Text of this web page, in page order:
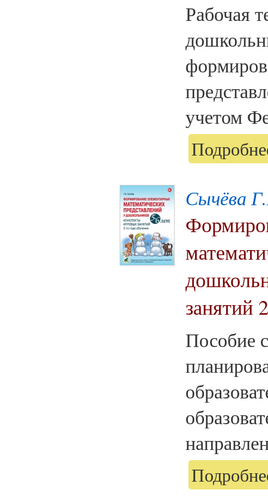
Рабочая
учетом
Сычёва
занятий
Пособие